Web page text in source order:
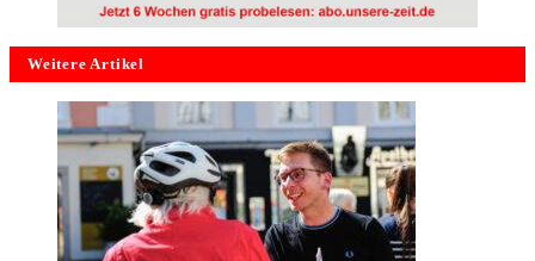
Weitere Artikel